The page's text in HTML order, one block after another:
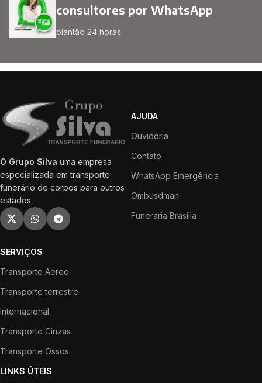
consultores por WhatsApp
plantão 24 horas
O Grupo Silva uma empresa
especializada em transporte
funerário de corpos para outros
estados.
AJUDA
Ouvidoria
Contato
WhatsApp Emergência
Ombusdman
Funeraria Brasilia
SERVIÇOS
Transporte Aereo
Transporte terrestre
Internacional
Transporte Cinzas
Transporte Ossos
LINKS ÚTEIS